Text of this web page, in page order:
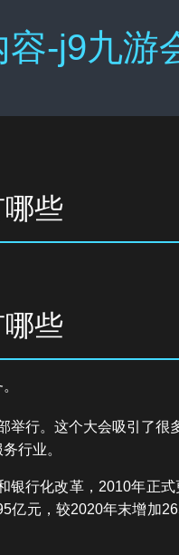
-j9九游
些
些
行。这个大会吸引了
行业。
行化改革，2010年正
元，较2020年末增加